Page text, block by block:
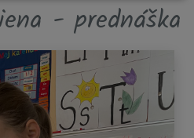
- prednáška